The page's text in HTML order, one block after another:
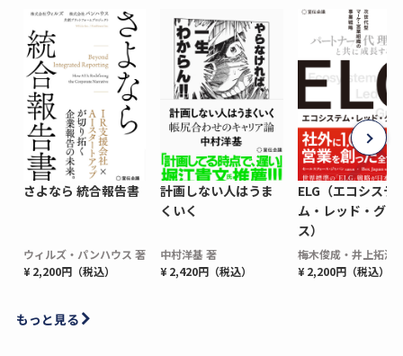
さよなら 統合報告書
ウィルズ・パンハウス 著
¥ 2,200円（税込）
計画しない人はうま
くいく
中村洋基 著
¥ 2,420円（税込）
ELG（エコシステ
ム・レッド・グロ
ス）
梅木俊成・井上拓海
¥ 2,200円（税込）
もっと見る